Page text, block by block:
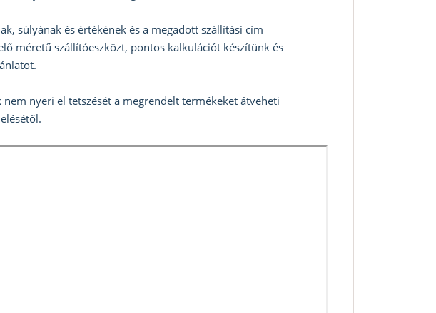
súlyának és értékének és a megadott szállítási cím
méretű szállítóeszközt, pontos kalkulációt készítünk és
nyeri el tetszését a megrendelt termékeket átveheti